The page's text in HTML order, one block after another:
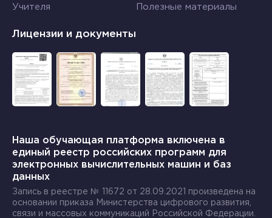
Учителя Полезные материалы
Лицензии и документы
Наша обучающая платформа включена в
единый реестр российских программ для
электронных вычислительных машин и баз
данных
Запись в реестре № 11672 от 28.09.2021 произведена на
основании приказа Министерства цифрового развития,
связи и массовых коммуникаций Российской Федерации.